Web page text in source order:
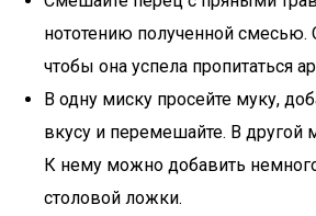
нототению полученной смесью.
чтобы она успела пропитаться
В одну миску просейте муку,
вкусу и перемешайте. В другой
К нему можно добавить
столовой ложки.